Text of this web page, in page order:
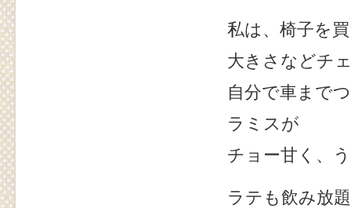
私は、椅子を
大きさなどチ
自分で車まで
ラミスが
チョー甘く、
ラテも飲み放